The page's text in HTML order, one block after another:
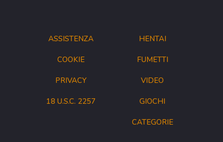
ASSISTENZA
COOKIE
PRIVACY
18 U.S.C. 2257
HENTAI
FUMETTI
VIDEO
GIOCHI
CATEGORIE